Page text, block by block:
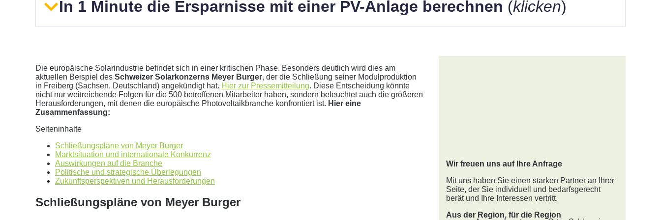
In 1 Minute die Ersparnisse mit einer PV-Anlage berechnen (klicken)
Geben Sie hier Ihren jährlichen Stromverbrauch an
kWh
Wir empfehlen:
€/kWh
Hinweis:Dies ist eine Beispielrechnung
Die europäische Solarindustrie befindet sich in einer kritischen Phase. Besonders deutlich wird dies am
aktuellen Beispiel des Schweizer Solarkonzerns Meyer Burger, der die Schließung seiner Modulproduktion
in Freiberg (Sachsen, Deutschland) angekündigt hat. Hier zur Pressemitteilung. Diese Entscheidung könnte
nicht nur weitreichende Folgen für die 500 betroffenen Mitarbeiter haben, sondern beleuchtet auch die größeren
Herausforderungen, mit denen die europäische Photovoltaikbranche konfrontiert ist. Hier eine
Zusammenfassung:
Seiteninhalte
Schließungspläne von Meyer Burger
Marktsituation und internationale Konkurrenz
Auswirkungen auf die Branche
Politische und strategische Überlegungen
Zukunftsperspektiven und Herausforderungen
Schließungspläne von Meyer Burger
Wir freuen uns auf Ihre Anfrage
Mit uns haben Sie einen starken Partner an Ihrer
Seite, der Sie individuell und bedarfsgerecht
berät und Ihre Interessen vertritt.
Aus der Region, für die Region